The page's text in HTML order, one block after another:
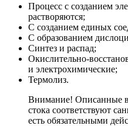
Процесс с созданием
растворяются;
С созданием единых
С образованием
Синтез и распад;
Окислительно-
и электрохимические;
Термолиз.
Внимание! Описанные
стока соответствуют
есть обязательными